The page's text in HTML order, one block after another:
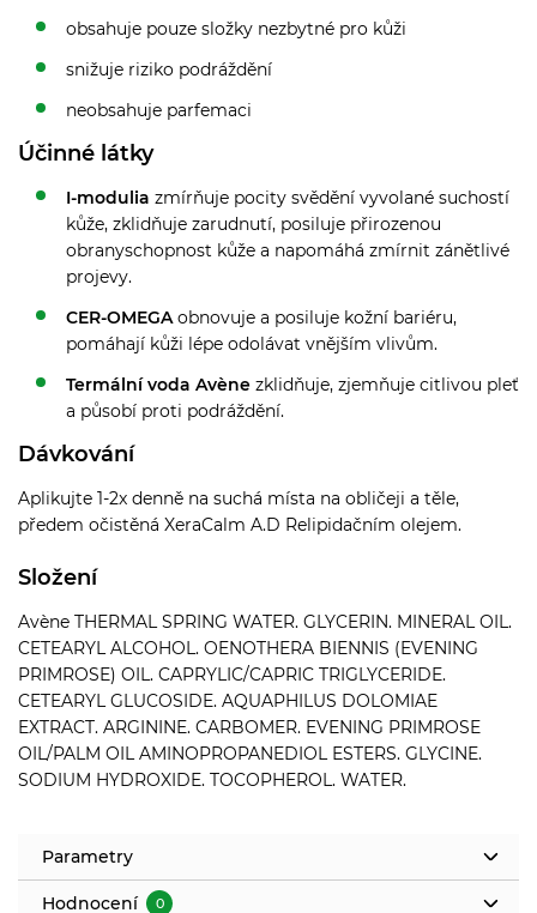
obsahuje pouze složky nezbytné pro kůži
snižuje riziko podráždění
neobsahuje parfemaci
Účinné látky
I-modulia zmírňuje pocity svědění vyvolané suchostí
kůže, zklidňuje zarudnutí, posiluje přirozenou
obranyschopnost kůže a napomáhá zmírnit zánětlivé
projevy.
CER-OMEGAobnovuje a posiluje kožní bariéru,
pomáhají kůži lépe odolávat vnějším vlivům.
Termální voda Avène zklidňuje, zjemňuje citlivou pleť
a působí proti podráždění.
Dávkování
Aplikujte 1-2x denně na suchá místa na obličeji a těle,
předem očistěná XeraCalm A.D Relipidačním olejem.
Složení
Avène THERMAL SPRING WATER. GLYCERIN. MINERAL OIL.
CETEARYL ALCOHOL. OENOTHERA BIENNIS (EVENING
PRIMROSE) OIL. CAPRYLIC/CAPRIC TRIGLYCERIDE.
CETEARYL GLUCOSIDE. AQUAPHILUS DOLOMIAE
EXTRACT. ARGININE. CARBOMER. EVENING PRIMROSE
OIL/PALM OIL AMINOPROPANEDIOL ESTERS. GLYCINE.
SODIUM HYDROXIDE. TOCOPHEROL. WATER.
Parametry
Hodnocení 0